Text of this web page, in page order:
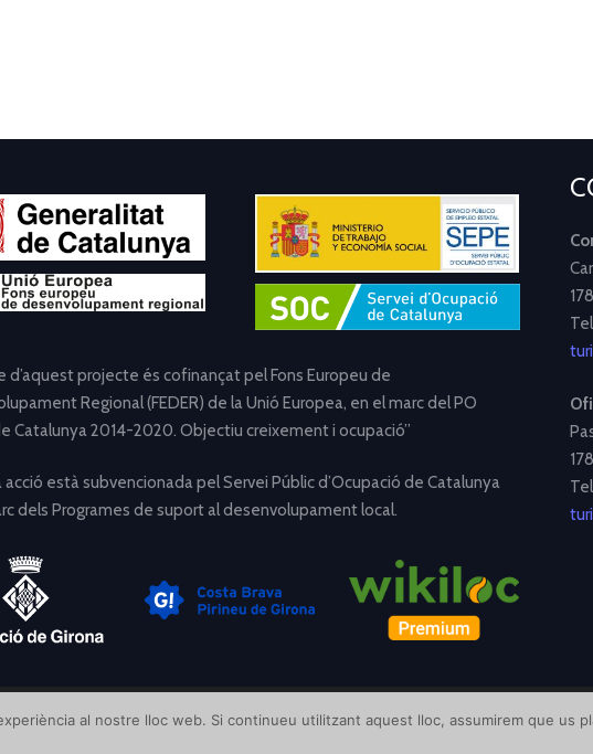
d’aquest projecte és cofinançat pel Fons Europeu de
Regional (FEDER) de la Unió Europea, en el marc del PO
Catalunya 2014-2020. Objectiu creixement i ocupació”
està subvencionada pel Servei Públic d’Ocupació de Catalunya
dels Programes de suport al desenvolupament local.
al nostre lloc web. Si continueu utilitzant aquest lloc, assumirem que us